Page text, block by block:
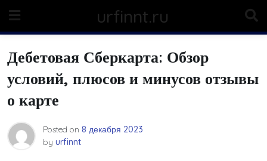
content
urfinnt.ru
Дебетовая Сберкарта: Обзор
условий, плюсов и минусов отзывы
о карте
Posted on 8 декабря 2023
by urfinnt